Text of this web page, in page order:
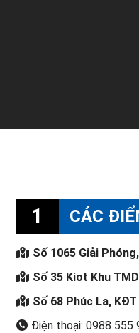
1 CÁC
Số 1065 Giải
Số 35 Kiot Khu
Số 68 Phúc La,
Điện thoại: 0988 555